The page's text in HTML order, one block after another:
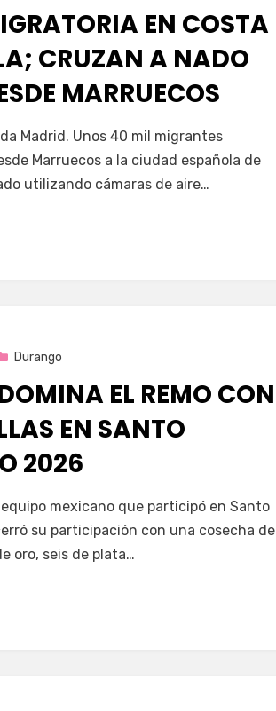
EN COSTA
CRUZAN A NADO
MARRUECOS
Servín
Madrid. Unos 40 mil migrantes
Marruecos a la ciudad española de
utilizando cámaras de aire…
Durango
EL REMO CON
EN SANTO
2026
Servín
equipo mexicano que participó en Santo
su participación con una cosecha de
oro, seis de plata…